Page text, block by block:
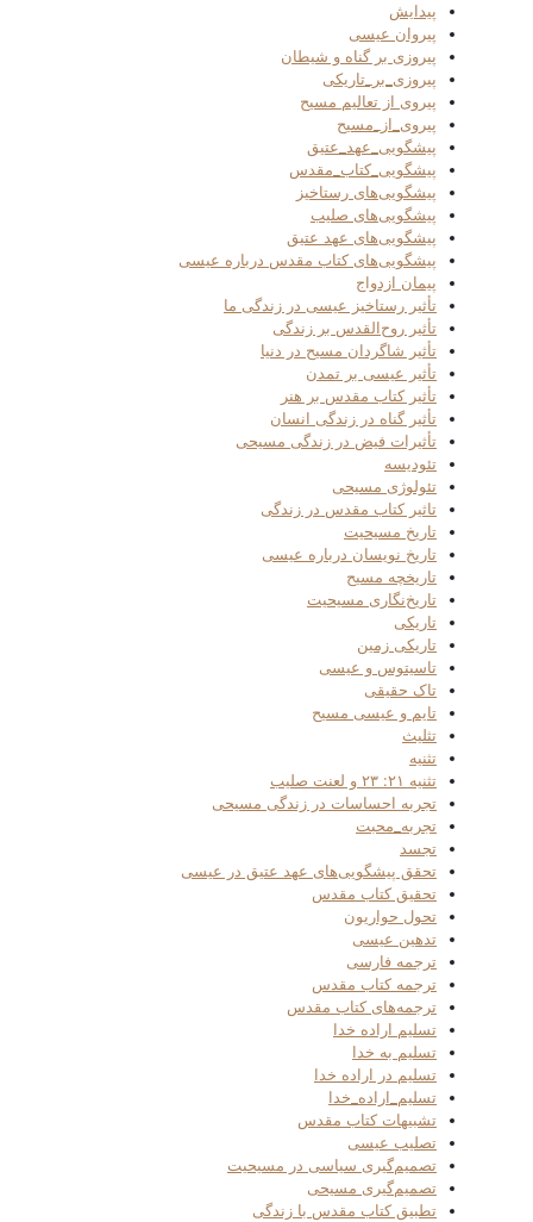
پیدایش
پیروان عیسی
پیروزی بر گناه و شیطان
پیروزی_بر_تاریکی
پیروی از تعالیم مسیح
پیروی_از_مسیح
پیشگویی_عهد_عتیق
پیشگویی_کتاب_مقدس
پیشگویی‌های رستاخیز
پیشگویی‌های صلیب
پیشگویی‌های عهد عتیق
پیشگویی‌های کتاب مقدس درباره عیسی
پیمان ازدواج
تأثیر رستاخیز عیسی در زندگی ما
تأثیر روح‌القدس بر زندگی
تأثیر شاگردان مسیح در دنیا
تأثیر عیسی بر تمدن
تأثیر کتاب مقدس بر هنر
تأثیر گناه در زندگی انسان
تأثیرات فیض در زندگی مسیحی
تئودیسه
تئولوژی مسیحی
تاثیر کتاب مقدس در زندگی
تاریخ مسیحیت
تاریخ نویسان درباره عیسی
تاریخچه مسیح
تاریخ‌نگاری مسیحیت
تاریکی
تاریکی زمین
تاسیتوس و عیسی
تاک حقیقی
تایم و عیسی مسیح
تثلیث
تثنیه
تثنیه ۲۱: ۲۳ و لعنت صلیب
تجربه احساسات در زندگی مسیحی
تجربه_محبت
تجسد
تحقق پیشگویی‌های عهد عتیق در عیسی
تحقیق کتاب مقدس
تحول حواریون
تدهین عیسی
ترجمه فارسی
ترجمه کتاب مقدس
ترجمه‌های کتاب مقدس
تسلیم اراده خدا
تسلیم به خدا
تسلیم در اراده خدا
تسلیم_اراده_خدا
تشبیهات کتاب مقدس
تصلیب عیسی
تصمیم‌گیری سیاسی در مسیحیت
تصمیم‌گیری مسیحی
تطبیق کتاب مقدس با زندگی